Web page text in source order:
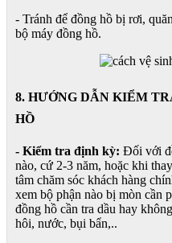
- Tránh để đồng hồ bị rơi,
bộ máy đồng hồ.
8. HƯỚNG DẪN KIỂM
HỒ
- Kiểm tra định kỳ: Đối với
nào, cứ 2-3 năm, hoặc khi
tâm chăm sóc khách hàng
xem bộ phận nào bị mòn cần
đồng hồ cần tra dầu hay
hôi, nước, bụi bẩn,..